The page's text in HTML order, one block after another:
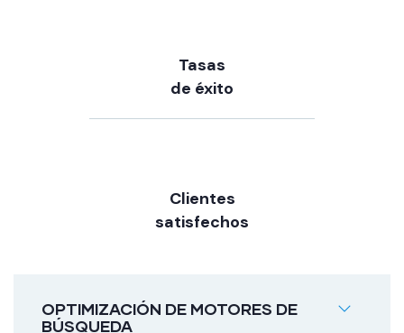
Tasas
de éxito
Clientes
satisfechos
OPTIMIZACIÓN DE MOTORES DE
BÚSQUEDA